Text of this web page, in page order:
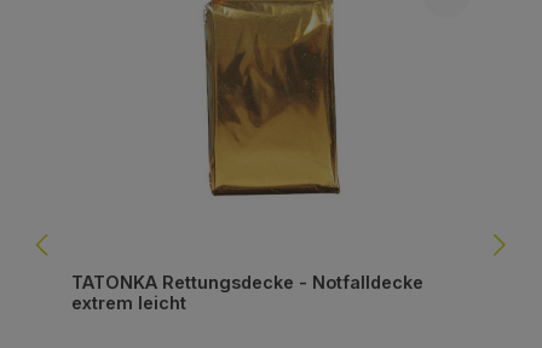
TATONKA Rettungsdecke - Notfalldecke
extrem leicht